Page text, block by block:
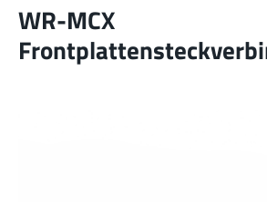
Referenzdesigns
WR-MCX